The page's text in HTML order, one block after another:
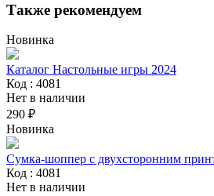
Также рекомендуем
Новинка
Каталог Настольные игры 2024
Код : 4081
Нет в наличии
290 ₽
Новинка
Сумка-шоппер с двухсторонним
Код : 4081
Нет в наличии